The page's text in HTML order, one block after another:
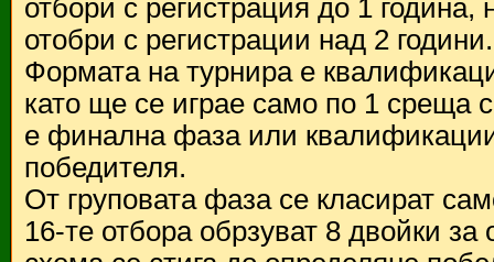
отбори с регистрация до 1
отобри с регистрации над 2 години.
Формата на турнира е
като ще се играе само по 1 среща
е финална фаза или
победителя.
От груповата фаза се класират
16-те отбора обрзуват 8 двойки